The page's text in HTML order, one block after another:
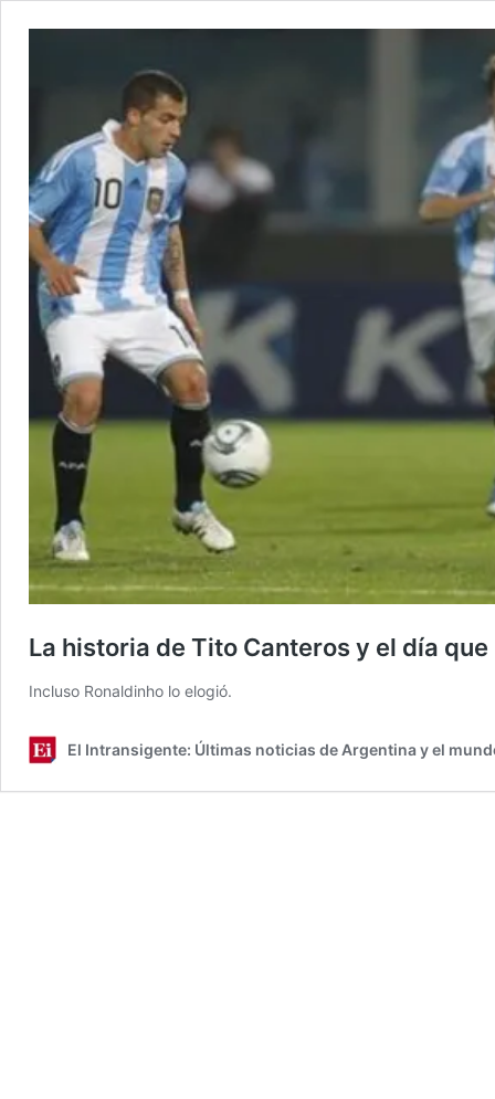
La historia de Tito Canteros y el día
Incluso Ronaldinho lo elogió.
El Intransigente: Últimas noticias de Argentina y el